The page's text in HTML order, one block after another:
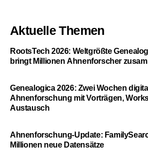
Aktuelle Themen
RootsTech 2026: Weltgrößte
bringt Millionen Ahnenforscher
Genealogica 2026: Zwei Wochen
Ahnenforschung mit Vorträgen,
Austausch
Ahnenforschung-Update:
Millionen neue Datensätze